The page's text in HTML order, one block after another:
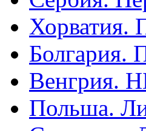
Хорватия.
Болгария.
Венгрия.
Польша.